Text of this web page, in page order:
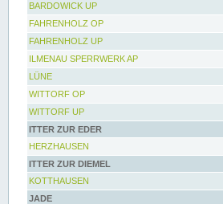
BARDOWICK UP
FAHRENHOLZ OP
FAHRENHOLZ UP
ILMENAU SPERRWERK AP
LÜNE
WITTORF OP
WITTORF UP
ITTER ZUR EDER
HERZHAUSEN
ITTER ZUR DIEMEL
KOTTHAUSEN
JADE